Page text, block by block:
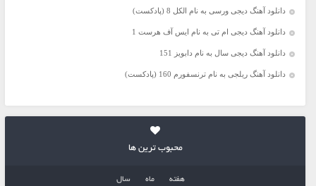
دانلود آهنگ دیجی ورسی به نام الکل 8 (پادکست)
دانلود آهنگ دیجی ام تی به نام ایس آف هرست 1
دانلود آهنگ دیجی سال به نام دابویز 151
دانلود آهنگ ریلجی به نام ترنسفورم 160 (پادکست)
محبوب ترین ها
هفته ماه سال